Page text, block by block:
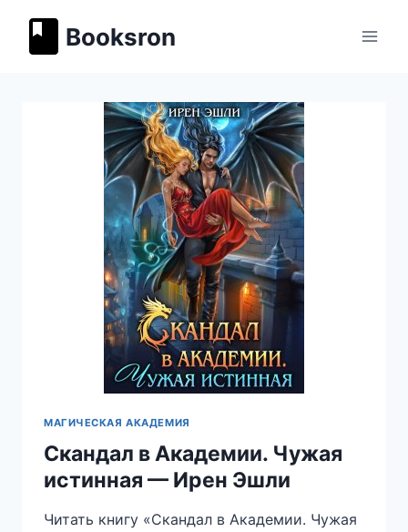
содержимому
Booksron
МАГИЧЕСКАЯ АКАДЕМИЯ
Скандал в Академии. Чужая
истинная — Ирен Эшли
Читать книгу «Скандал в Академии. Чужая